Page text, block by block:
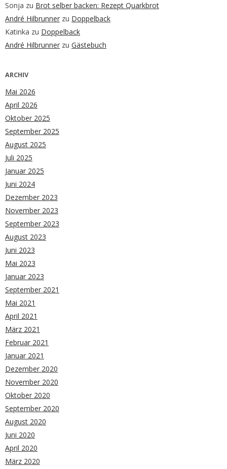
Sonja zu Brot selber backen: Rezept Quarkbrot
André Hilbrunner zu Doppelback
Katinka zu Doppelback
André Hilbrunner zu Gästebuch
ARCHIV
Mai 2026
April 2026
Oktober 2025
September 2025
August 2025
Juli 2025
Januar 2025
Juni 2024
Dezember 2023
November 2023
September 2023
August 2023
Juni 2023
Mai 2023
Januar 2023
September 2021
Mai 2021
April 2021
März 2021
Februar 2021
Januar 2021
Dezember 2020
November 2020
Oktober 2020
September 2020
August 2020
Juni 2020
April 2020
März 2020